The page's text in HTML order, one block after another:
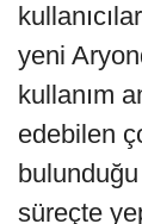
yeni
kullanım
edebilen
süreçte